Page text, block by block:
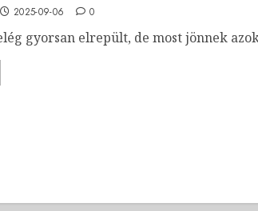
2025-09-06 0
gyorsan elrepült, de most jönnek